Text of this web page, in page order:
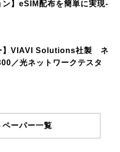
ン】eSIM配布を簡単に実現-
】VIAVI Solutions社製 ネ
／光ネットワークテスタ
ペーパー一覧